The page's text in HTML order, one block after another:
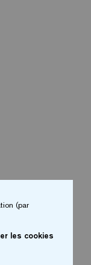
(par
les cookies